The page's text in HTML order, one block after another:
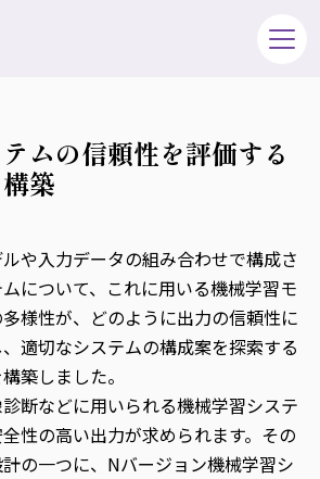
ムの信頼性を評価する
築
や入力データの組み合わせで構成さ
について、これに用いる機械学習モ
様性が、どのように出力の信頼性に
適切なシステムの構成案を探索する
築しました。
断などに用いられる機械学習システ
性の高い出力が求められます。その
の一つに、Nバージョン機械学習シ